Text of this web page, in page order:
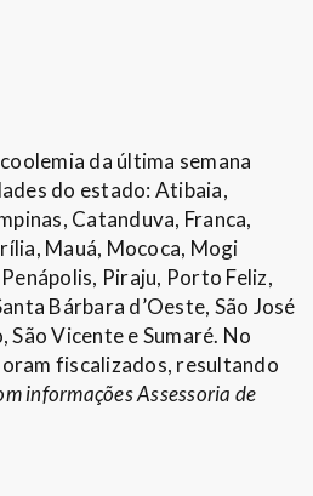
da última semana
do estado: Atibaia,
Catanduva, Franca,
Mauá, Mococa, Mogi
Piraju, Porto Feliz,
Bárbara d’Oeste, São José
São Vicente e Sumaré. No
fiscalizados, resultando
informações Assessoria de